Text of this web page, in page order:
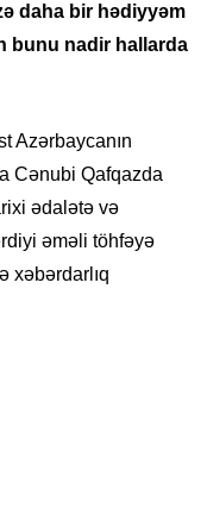
daha bir hədiyyəm
bunu nadir hallarda
Azərbaycanın
Cənubi Qafqazda
ədalətə və
əməli töhfəyə
xəbərdarlıq